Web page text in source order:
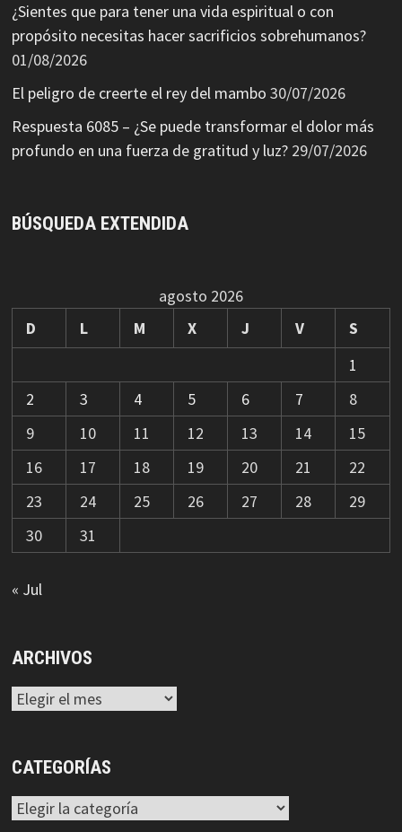
¿Sientes que para tener una vida espiritual o con
propósito necesitas hacer sacrificios sobrehumanos?
01/08/2026
El peligro de creerte el rey del mambo 30/07/2026
Respuesta 6085 – ¿Se puede transformar el dolor más
profundo en una fuerza de gratitud y luz? 29/07/2026
BÚSQUEDA EXTENDIDA
agosto 2026
D
L M X J V
S
1
2
3 4 5 6 7
8
9
10 11 12 13 14
15
16
17 18 19 20 21
22
23
24 25 26 27 28
29
30
31
« Jul
ARCHIVOS
Archivos
CATEGORÍAS
Categorías